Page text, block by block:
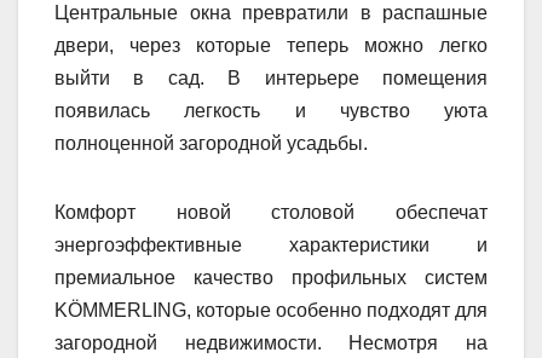
Центральные окна превратили в распашные
двери, через которые теперь можно легко
выйти в сад. В интерьере помещения
появилась легкость и чувство уюта
полноценной загородной усадьбы.
Комфорт новой столовой обеспечат
энергоэффективные характеристики и
премиальное качество профильных систем
KÖMMERLING, которые особенно подходят для
загородной недвижимости. Несмотря на